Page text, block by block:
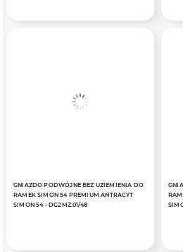
GNIAZDO PODWÓJNE BEZ UZIEMIENIA DO
RAMEK SIMON 54 PREMIUM ANTRACYT
SIMON 54 - DG2MZ.01/48